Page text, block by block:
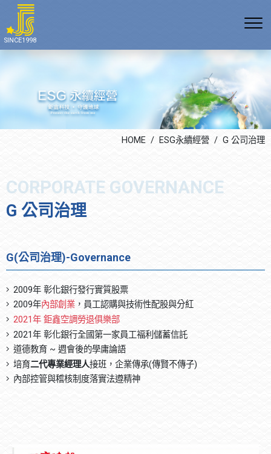
SINCE1998
公司沿革
勞安管理
E 環境
空調產品系列(多聯變頻空
調、冰水系統、熱泵空調)
無塵室空調系統
機電及自動控制系統
無塵室空調
公共工程
通訊方式
HOME ESG永續經營 G 公司治理
G 公司治理
G(公司治理)-Governance
2009年 彰化銀行發行實質股票
2009年內部創業 ，員工認購與技術性配股與分紅
2021年 鉅鑫空調勞退俱樂部
2021年 彰化銀行全國第一家員工褔利儲蓄信託
道德教育 ~ 週會後的學庸論語
培育二代專業經理人接班，企業傳承(傳賢不傳子)
內部控管與稽核制度落實法遵精神